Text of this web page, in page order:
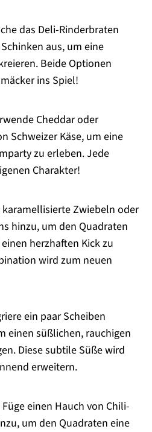
das Deli-Rinderbraten
aus, um eine
Beide Optionen
ins Spiel!
Cheddar oder
Schweizer Käse, um eine
zu erleben. Jede
Charakter!
Zwiebeln oder
hinzu, um den Quadraten
herzhaften Kick zu
wird zum neuen
ein paar Scheiben
einen süßlichen, rauchigen
Diese subtile Süße wird
erweitern.
Füge einen Hauch von Chili-
um den Quadraten eine